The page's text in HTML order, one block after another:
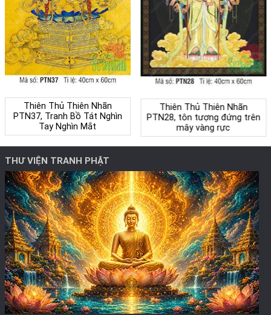
Thiên Thủ Thiên Nhãn
PTN37, Tranh Bồ Tát Nghìn
Tay Nghìn Mắt
Thiên Thủ Thiên Nhãn
PTN28, tôn tượng đứng trên
mây vàng rực
THƯ VIỆN TRANH PHẬT